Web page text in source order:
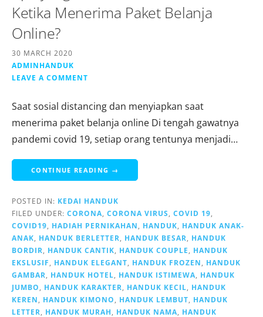
Ketika Menerima Paket Belanja
Online?
30 MARCH 2020
ADMINHANDUK
LEAVE A COMMENT
Saat sosial distancing dan menyiapkan saat
menerima paket belanja online Di tengah gawatnya
pandemi covid 19, setiap orang tentunya menjadi…
CONTINUE READING →
POSTED IN: KEDAI HANDUK
FILED UNDER: CORONA CORONA VIRUS COVID 19
COVID19
HADIAH PERNIKAHAN HANDUK
HANDUK ANAK-
ANAK
HANDUK BERLETTER HANDUK BESAR
HANDUK
BORDIR
HANDUK CANTIK HANDUK COUPLE
HANDUK
EKSLUSIF
HANDUK ELEGANT HANDUK FROZEN
HANDUK
GAMBAR
HANDUK HOTEL HANDUK ISTIMEWA
HANDUK
JUMBO
HANDUK KARAKTER HANDUK KECIL
HANDUK
KEREN
HANDUK KIMONO HANDUK LEMBUT
HANDUK
LETTER
HANDUK MURAH HANDUK NAMA
HANDUK